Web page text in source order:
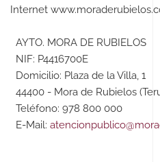
Internet
AYTO. MORA DE RUBIELOS
NIF: P4416700E
Domicilio: Plaza de la Villa, 1
44400 - Mora de Rubielos
Teléfono: 978 800 000
E-Mail: